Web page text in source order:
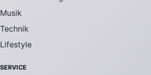
Musik
Technik
Lifestyle
SERVICE